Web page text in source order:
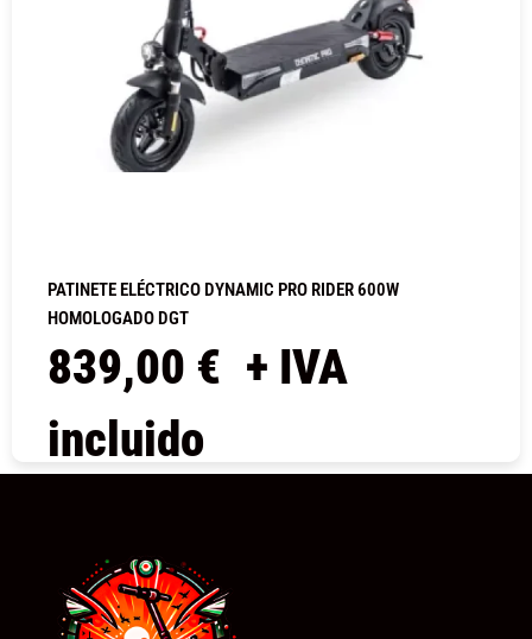
PATINETE ELÉCTRICO DYNAMIC PRO RIDER 600W
HOMOLOGADO DGT
839,00 € + IVA
incluido